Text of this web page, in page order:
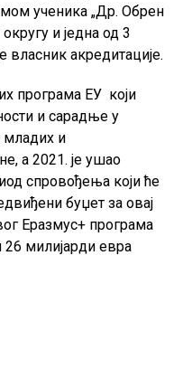
ученика „Др. Обрен
и једна од 3
власник акредитације.
програма ЕУ који
и сарадње у
младих и
а 2021. је ушао
спровођења који ће
буџет за овај
Еразмус+ програма
26 милијарди евра